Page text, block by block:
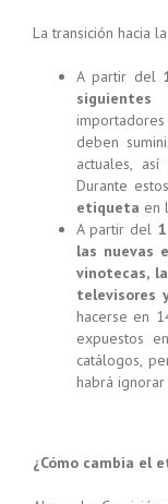
La transición hacia
A partir del
importadores
deben
actuales,
Durante
etiqueta en
A partir del
las nuevas
vinotecas,
televisores
hacerse en
expuestos
catálogos,
habrá
¿Cómo cambia el